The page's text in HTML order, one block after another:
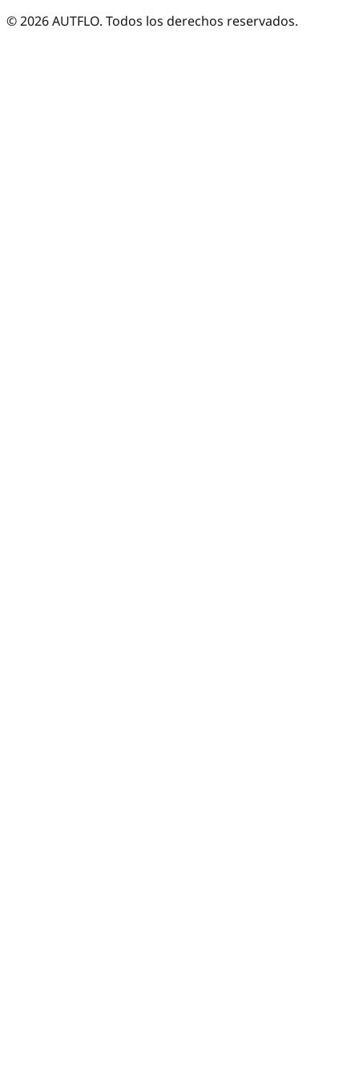
©2026AUTFLO. Todos los derechos reservados.